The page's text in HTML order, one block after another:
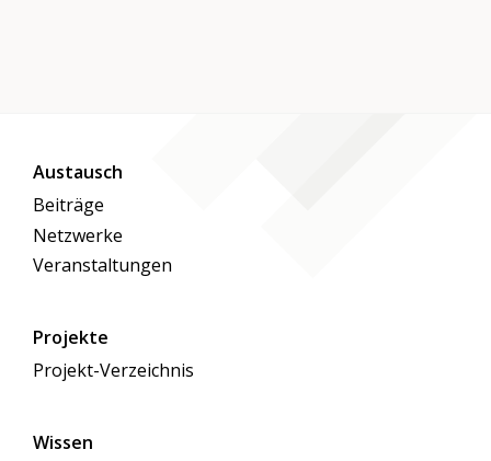
Austausch
Beiträge
Netzwerke
Veranstaltungen
Projekte
Projekt-Verzeichnis
Wissen